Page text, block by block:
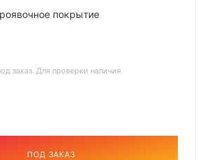
покрытие
заказ. Для проверки наличия
ПОД ЗАКАЗ